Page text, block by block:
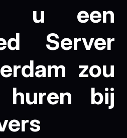
u een
Server
zou
huren bij